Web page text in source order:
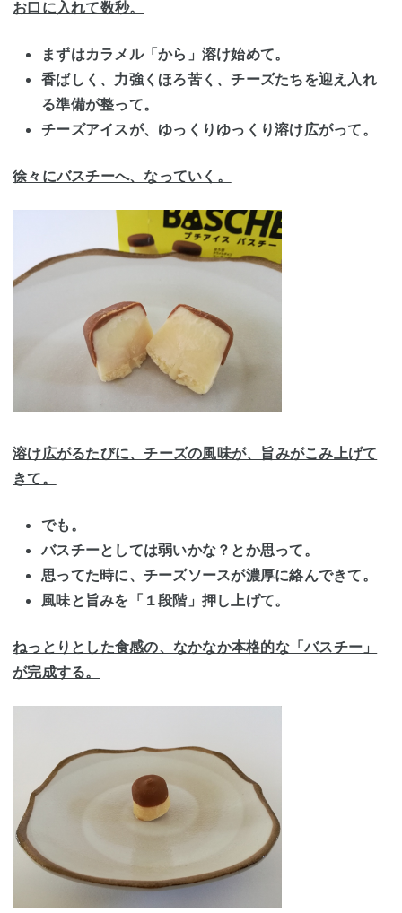
お口に入れて数秒。
まずはカラメル「から」溶け始めて。
香ばしく、力強くほろ苦く、チーズたちを迎え入れ
る準備が整って。
チーズアイスが、ゆっくりゆっくり溶け広がって。
徐々にバスチーへ、なっていく。
溶け広がるたびに、チーズの風味が、旨みがこみ上げて
きて。
でも。
バスチーとしては弱いかな？とか思って。
思ってた時に、チーズソースが濃厚に絡んできて。
風味と旨みを「１段階」押し上げて。
ねっとりとした食感の、なかなか本格的な「バスチー」
が完成する。